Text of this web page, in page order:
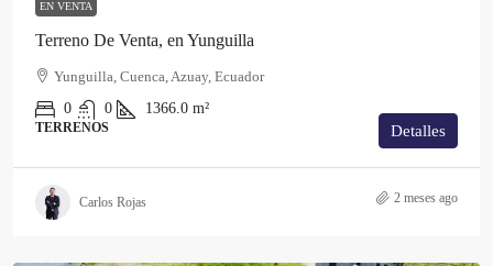
EN VENTA
Terreno De Venta, en Yunguilla
Yunguilla, Cuenca, Azuay, Ecuador
0
0 1366.0 m²
TERRENOS Detalles
Carlos Rojas 2 meses ago